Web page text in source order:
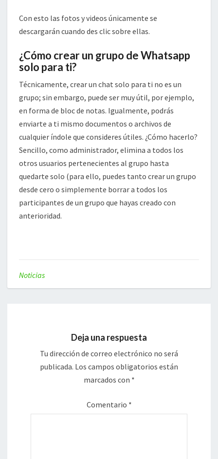
Con esto las fotos y videos únicamente se
descargarán cuando des clic sobre ellas.
¿Cómo crear un grupo de Whatsapp
solo para ti?
Técnicamente, crear un chat solo para ti no es un
grupo; sin embargo, puede ser muy útil, por ejemplo,
en forma de bloc de notas. Igualmente, podrás
enviarte a ti mismo documentos o archivos de
cualquier índole que consideres útiles. ¿Cómo hacerlo?
Sencillo, como administrador, elimina a todos los
otros usuarios pertenecientes al grupo hasta
quedarte solo (para ello, puedes tanto crear un grupo
desde cero o simplemente borrar a todos los
participantes de un grupo que hayas creado con
anterioridad.
Noticias
Deja una respuesta
Tu dirección de correo electrónico no será
publicada. Los campos obligatorios están
marcados con *
Comentario *